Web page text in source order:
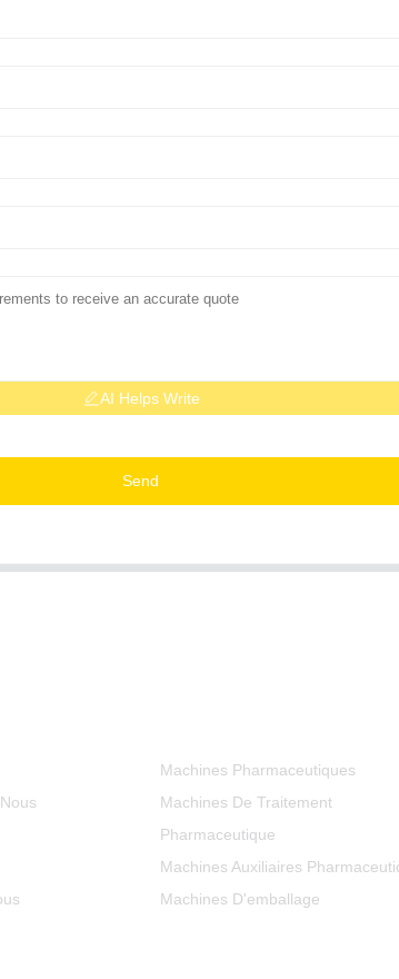
AI Helps Write
Send
Machines Pharmaceutiques
Machines De Traitement
Pharmaceutique
Machines Auxiliaires
Machines D'emballage